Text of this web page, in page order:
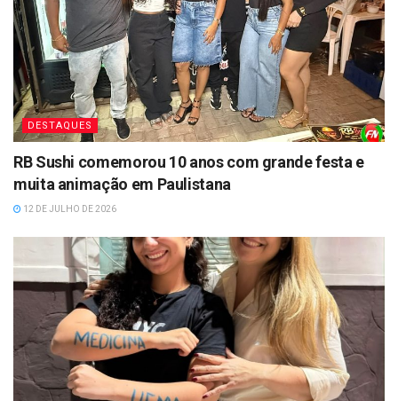
DESTAQUES
RB Sushi comemorou 10 anos com grande festa e
muita animação em Paulistana
12 DE JULHO DE 2026